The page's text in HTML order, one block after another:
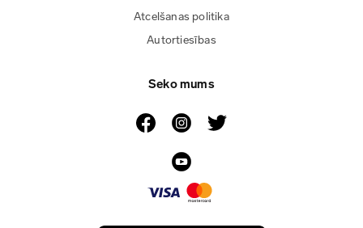
Atcelšanas politika
Autortiesības
Seko mums